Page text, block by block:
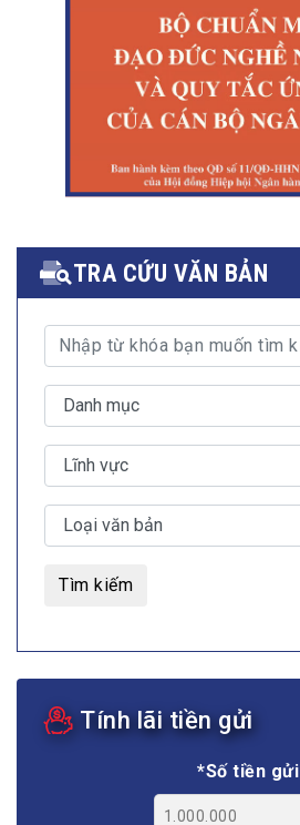
TRA CỨU VĂN BẢN
Tìm kiếm
Tính lãi tiền gửi
*Số tiền gửi